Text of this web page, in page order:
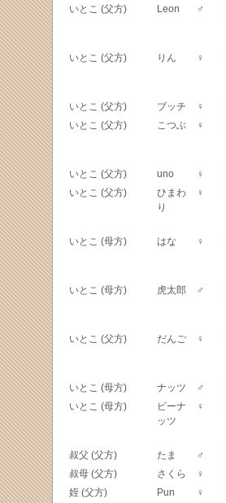
いとこ (父方) Leon ♂
いとこ (父方) りん ♀
いとこ (父方) ブッチ ♀
いとこ (父方) こつぶ ♀
いとこ (父方) uno ♀
いとこ (父方)
ひまわ
り
♀
いとこ (母方) はな ♀
いとこ (母方) 虎太郎 ♂
いとこ (父方) だんご ♀
いとこ (母方) ナッツ ♂
いとこ (母方)
ピーナ
ッツ
♀
叔父 (父方) たま ♂
叔母 (父方) さくら ♀
姪 (父方) Pun ♀